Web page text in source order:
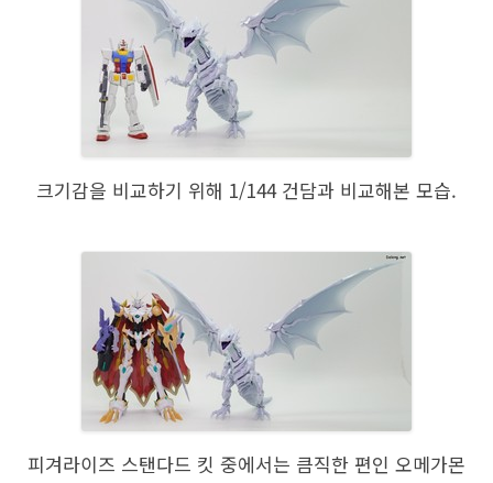
크기감을 비교하기 위해 1/144 건담과 비교해본 모습.
피겨라이즈 스탠다드 킷 중에서는 큼직한 편인 오메가몬